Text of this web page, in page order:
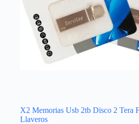
X2 Memorias Usb 2tb Disco 2 Tera
Llaveros